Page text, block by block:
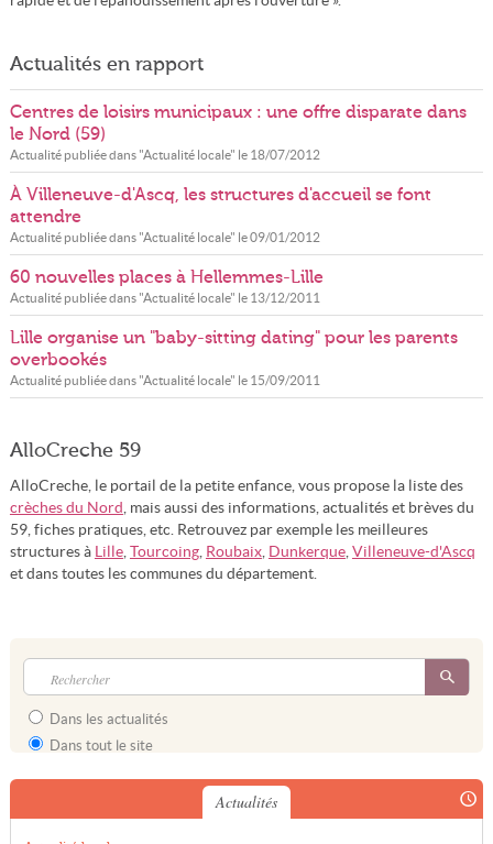
Actualités en rapport
Centres de loisirs municipaux : une offre disparate dans
le Nord (59)
Actualité publiée dans "Actualité locale" le 18/07/2012
À Villeneuve-d'Ascq, les structures d'accueil se font
attendre
Actualité publiée dans "Actualité locale" le09/01/2012
60 nouvelles places à Hellemmes-Lille
Actualité publiée dans "Actualité locale" le 13/12/2011
Lille organise un "baby-sitting dating" pour les parents
overbookés
Actualité publiée dans "Actualité locale" le 15/09/2011
AlloCreche 59
AlloCreche, le portail de la petite enfance, vous propose la liste des
crèches du Nord, mais aussi des informations, actualités et brèves du
59, fiches pratiques, etc. Retrouvez par exemple les meilleures
structures à Lille, Tourcoing, Roubaix, Dunkerque, Villeneuve-d'Ascq
et dans toutes les communes du département.
Dans les actualités
Dans tout le site
Actualités